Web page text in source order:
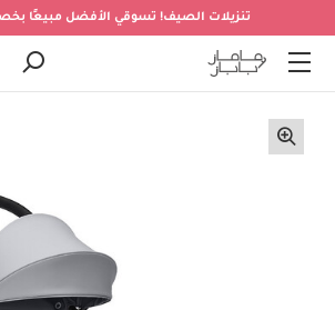
تنزيلات الصيف! تسوقي الأفضل مبيعًا بخصم